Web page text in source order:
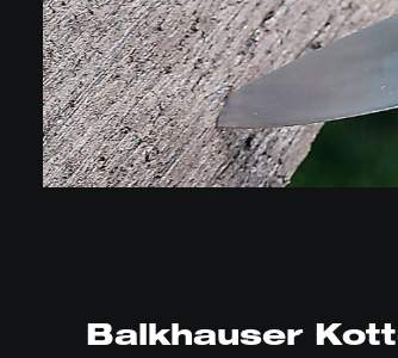
Balkhauser